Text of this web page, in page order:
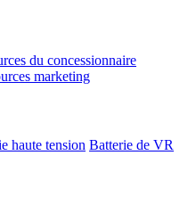
du concessionnaire
marketing
haute tension Batterie de VR